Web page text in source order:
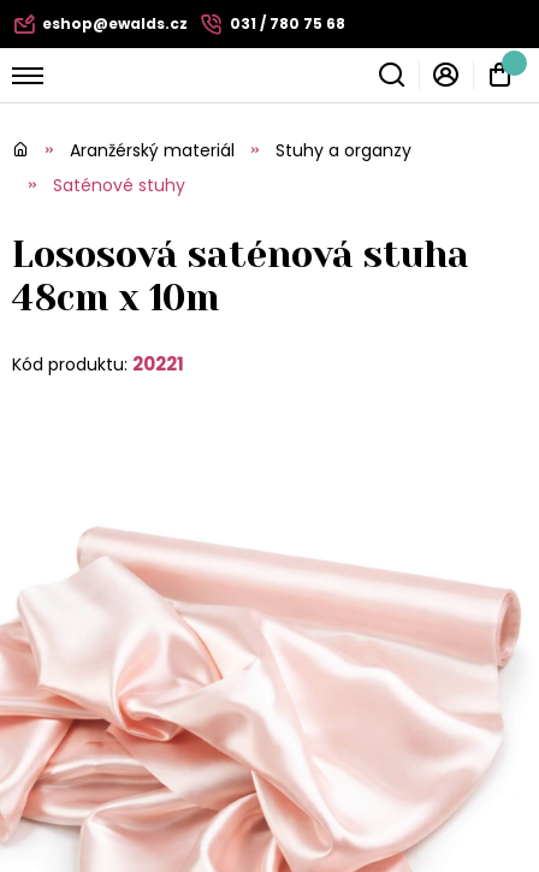
eshop@ewalds.cz 031 / 780 75 68
Aranžérský materiál
Stuhy a organzy
Saténové stuhy
Lososová saténová stuha
48cm x 10m
Kód produktu: 20221